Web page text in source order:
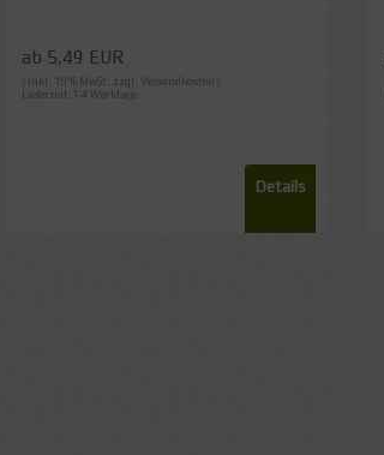
ab 5,49 EUR
( inkl. 19 % MwSt. zzgl. Versandkosten )
Lieferzeit:1-4 Werktage
Details